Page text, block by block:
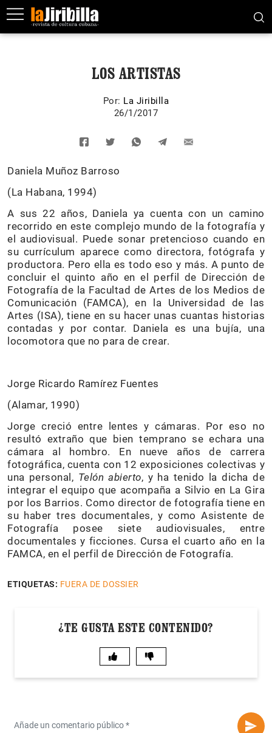
LOS ARTISTAS
Por: La Jiribilla
26/1/2017
Daniela Muñoz Barroso
(La Habana, 1994)
A sus 22 años, Daniela ya cuenta con un camino
recorrido en este complejo mundo de la fotografía y
el audiovisual. Puede sonar pretencioso cuando en
su currículum aparece como directora, fotógrafa y
productora. Pero ella es todo eso y más. A punto de
concluir el quinto año en el perfil de Dirección de
Fotografía de la Facultad de Artes de los Medios de
Comunicación (FAMCA), en la Universidad de las
Artes (ISA), tiene en su hacer unas cuantas historias
contadas y por contar. Daniela es una bujía, una
locomotora que no para de crear.
Jorge Ricardo Ramírez Fuentes
(Alamar, 1990)
Jorge creció entre lentes y cámaras. Por eso no
resultó extraño que bien temprano se echara una
cámara al hombro. En nueve años de carrera
fotográfica, cuenta con 12 exposiciones colectivas y
una personal, Telón abierto, y ha tenido la dicha de
integrar el equipo que acompaña a Silvio en La Gira
por los Barrios. Como director de fotografía tiene en
su haber tres documentales, y como Asistente de
Fotografía posee siete audiovisuales, entre
documentales y ficciones. Cursa el cuarto año en la
FAMCA, en el perfil de Dirección de Fotografía.
ETIQUETAS: FUERA DE DOSSIER
¿TE GUSTA ESTE CONTENIDO?